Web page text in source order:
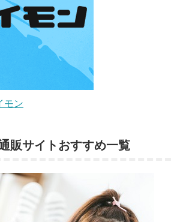
モン
販サイトおすすめ一覧